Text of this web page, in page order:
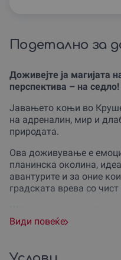
Подетално за
Доживејте ја магијата
перспектива – на седло!
Јавањето коњи во
на адреналин, мир и
природата.
Ова доживување е
планинска околина,
авантурите и за оние
градската врева со
активност, туку
Види повеќе